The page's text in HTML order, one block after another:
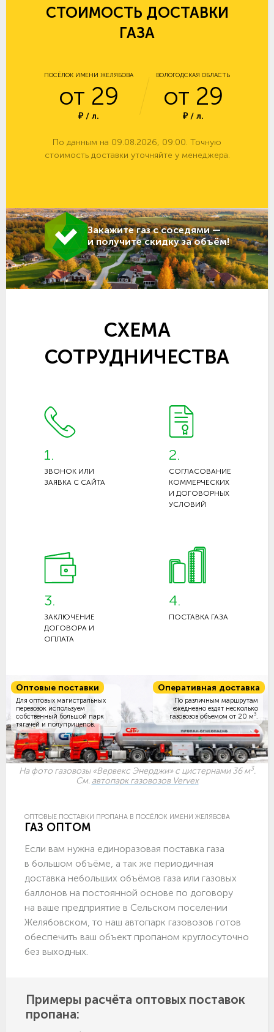
СТОИМОСТЬ ДОСТАВКИ
ГАЗА
ПОСЁЛОК ИМЕНИ ЖЕЛЯБОВА
от 29
₽ / л.
ВОЛОГОДСКАЯ ОБЛАСТЬ
от 29
₽ / л.
По данным на 09.08.2026, 09:00. Точную
стоимость доставки уточняйте у менеджера.
Закажите газ с соседями —
и получите скидку за объём!
СХЕМА
СОТРУДНИЧЕСТВА
1.
ЗВОНОК ИЛИ
ЗАЯВКА С САЙТА
2.
СОГЛАСОВАНИЕ
КОММЕРЧЕСКИХ
И ДОГОВОРНЫХ
УСЛОВИЙ
3.
ЗАКЛЮЧЕНИЕ
ДОГОВОРА И
ОПЛАТА
4.
ПОСТАВКА ГАЗА
Оптовые поставки
Для оптовых магистральных
перевозок используем
собственный большой парк
тягачей и полуприцепов.
Оперативная доставка
По различным маршрутам
ежедневно ездят несколько
газовозов объемом от 20 м3
На фото газовозы «Вервекс Энерджи» с цистернами 36 м3.
См. автопарк газовозов Vervex
ОПТОВЫЕ ПОСТАВКИ ПРОПАНА В ПОСЁЛОК ИМЕНИ ЖЕЛЯБОВА
ГАЗ ОПТОМ
Если вам нужна единоразовая поставка газа
в большом объёме, а так же периодичная
доставка небольших объёмов газа или газовых
баллонов на постоянной основе по договору
на ваше предприятие в Сельском поселении
Желябовском, то наш автопарк газовозов готов
обеспечить ваш объект пропаном круглосуточно
без выходных.
Примеры расчёта оптовых поставок
пропана: